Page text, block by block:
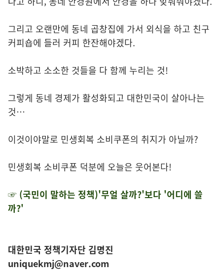
그리고 오랜만에 동네 곱창집에 가서 외식을 하고 친구
커피숍에 들러 커피 한잔해야겠다.
소박하고 소소한 것들을 다 함께 누리는 것!
그렇게 동네 경제가 활성화되고 대한민국이 살아나는
것…
이것이야말로 민생회복 소비쿠폰의 취지가 아닐까?
민생회복 소비쿠폰 덕분에 오늘은 웃어본다!
☞ (국민이 말하는 정책)'무얼 살까?'보다 '어디에 쓸
까?'
대한민국 정책기자단 김명진
uniquekmj@naver.com